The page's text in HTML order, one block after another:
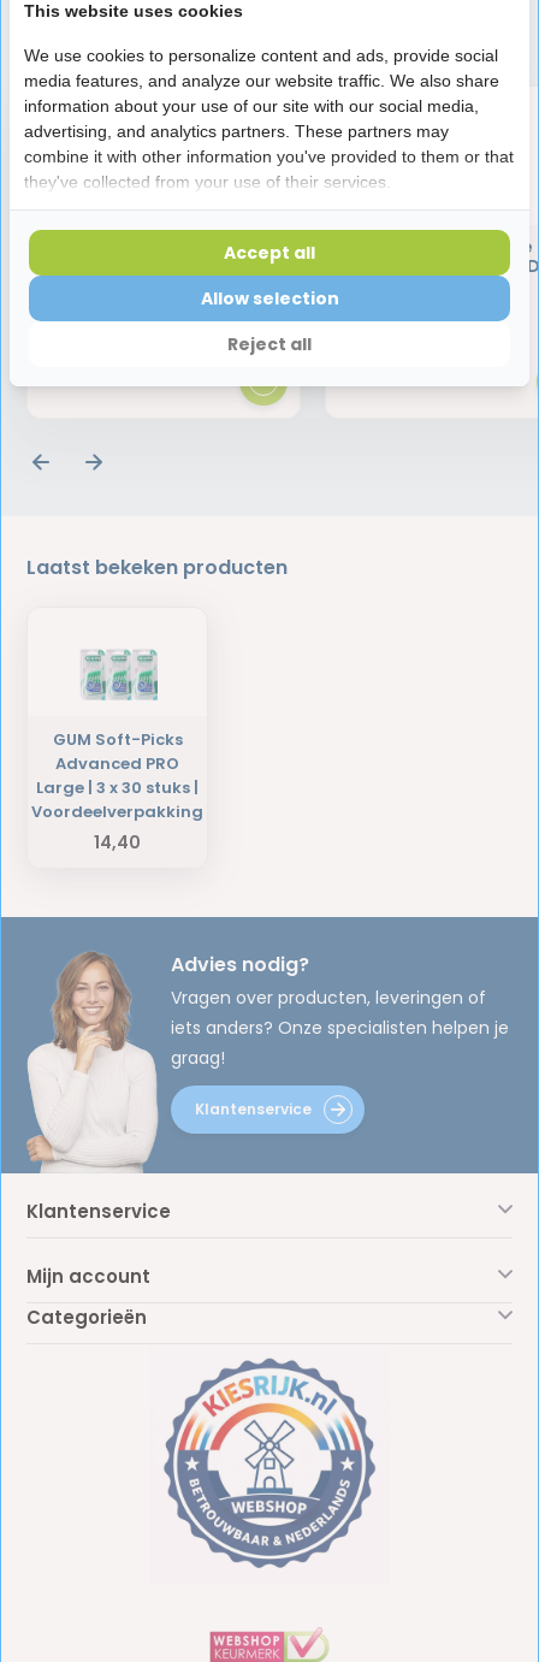
Speciaal aanbevolen voor jou
GUM Soft-Picks Advanced
Regular/Medium | Oude
3,50
GUM Elektrische
Tandenborstel Sonic
9,45
Laatst bekeken producten
GUM Soft-Picks
Advanced PRO
Large | 3 x 30 stuks |
Voordeelverpakking
14,40
Advies nodig?
Vragen over producten, leveringen of
iets anders? Onze specialisten helpen je
graag!
Klantenservice
Klantenservice
Mijn account
Categorieën
This website uses cookies
We use cookies to personalize content and ads, provide social
media features, and analyze our website traffic. We also share
information about your use of our site with our social media,
advertising, and analytics partners. These partners may
combine it with other information you've provided to them or that
they've collected from your use of their services.
Reject all
Allow selection
Accept all